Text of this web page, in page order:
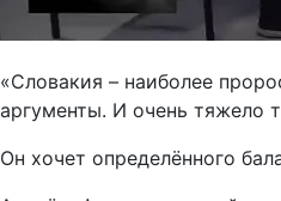
«Словакия – наиболее
аргументы. И очень тяжело
Он хочет определённого